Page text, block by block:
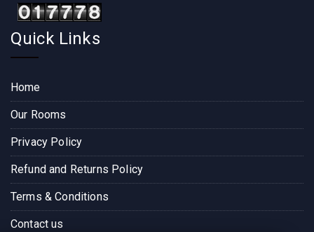
Quick Links
Home
Our Rooms
Privacy Policy
Refund and Returns Policy
Terms & Conditions
Contact us